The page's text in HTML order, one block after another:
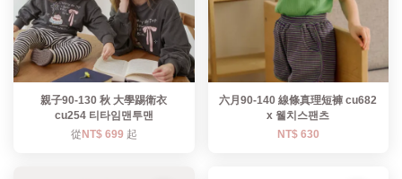
親子90-130 秋 大學踢衛衣
cu254 티타임맨투맨
從 NT$ 699 起
六月90-140 線條真理短褲 cu682
x 웰치스팬츠
NT$ 630